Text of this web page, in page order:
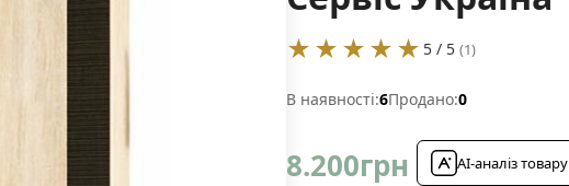
★★★★★ 5 / 5 (1)
В наявності:6Продано:0
8.200грн AI-аналіз товару